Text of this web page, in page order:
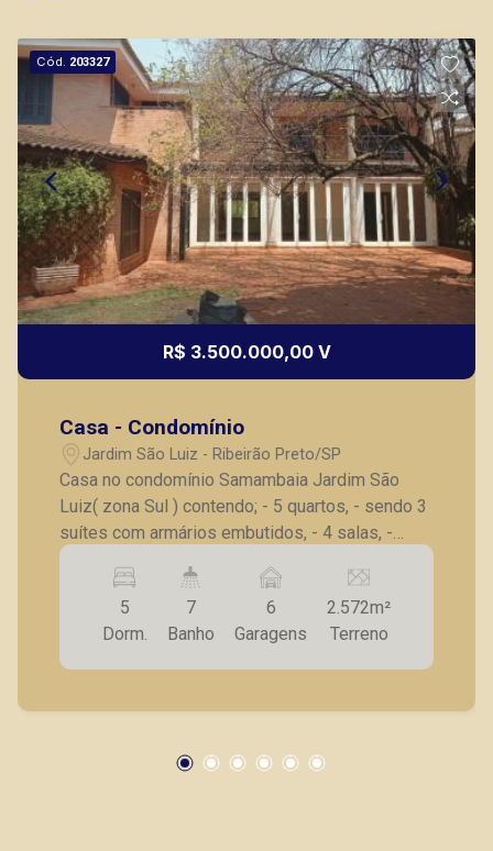
Cód. 203327
R$ 3.500.000,00 V
Casa - Condomínio
Jardim São Luiz - Ribeirão Preto/SP
Casa no condomínio Samambaia Jardim São
Luiz( zona Sul ) contendo; - 5 quartos, - sendo 3
suítes com armários embutidos, - 4 salas, -
escritório, - lavabo, - sala de almoço, - copa, -
cozinha planejada, - varanda gourmet, - piscina, -
tem como objetivo atender seus clientes com
agilidade e segurança, em locação, vendas de
principais lançamentos da cidade de Ribeirão
5
Dorm.
7
Banho
6
Garagens
2.572m²
Terreno